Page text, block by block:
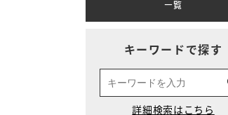
一覧
キーワードで探す